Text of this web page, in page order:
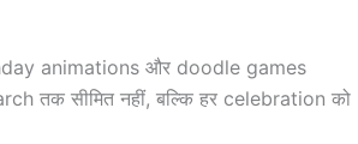
animations और doodle games
तक सीमित नहीं, बल्कि हर celebration को